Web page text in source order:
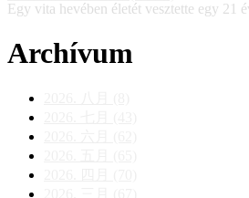
Egy vita hevében életét vesztette egy 21
Archívum